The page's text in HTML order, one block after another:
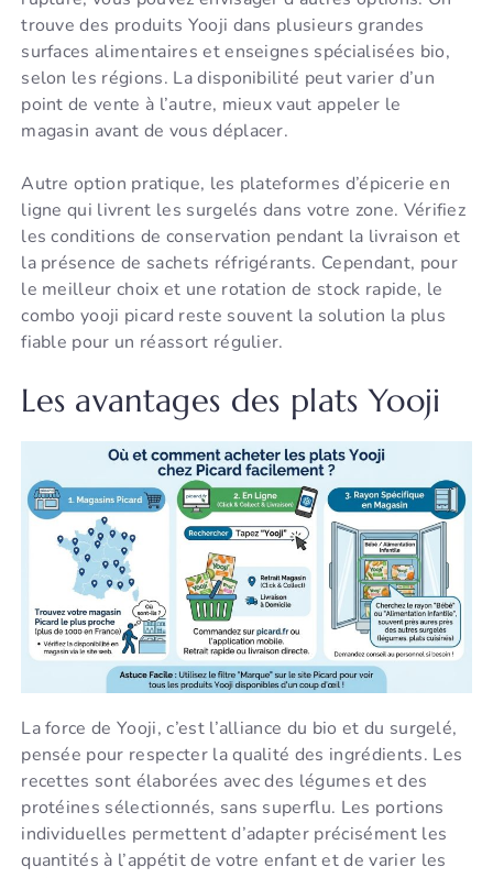
trouve des produits Yooji dans plusieurs grandes
surfaces alimentaires et enseignes spécialisées bio,
selon les régions. La disponibilité peut varier d’un
point de vente à l’autre, mieux vaut appeler le
magasin avant de vous déplacer.
Autre option pratique, les plateformes d’épicerie en
ligne qui livrent les surgelés dans votre zone. Vérifiez
les conditions de conservation pendant la livraison et
la présence de sachets réfrigérants. Cependant, pour
le meilleur choix et une rotation de stock rapide, le
combo yooji picard reste souvent la solution la plus
fiable pour un réassort régulier.
Les avantages des plats Yooji
La force de Yooji, c’est l’alliance du bio et du surgelé,
pensée pour respecter la qualité des ingrédients. Les
recettes sont élaborées avec des légumes et des
protéines sélectionnés, sans superflu. Les portions
individuelles permettent d’adapter précisément les
quantités à l’appétit de votre enfant et de varier les